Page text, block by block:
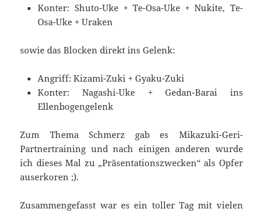
Konter: Shuto-Uke + Te-Osa-Uke + Nukite, Te-
Osa-Uke + Uraken
sowie das Blocken direkt ins Gelenk:
Angriff: Kizami-Zuki + Gyaku-Zuki
Konter: Nagashi-Uke + Gedan-Barai ins
Ellenbogengelenk
Zum Thema Schmerz gab es Mikazuki-Geri-
Partnertraining und nach einigen anderen wurde
ich dieses Mal zu „Präsentationszwecken“ als Opfer
auserkoren ;).
Zusammengefasst war es ein toller Tag mit vielen